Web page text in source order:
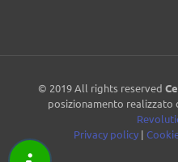
© 2019 All rights reserved
posizionamento realizzato
Privacy policy|